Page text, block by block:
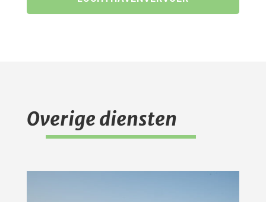
Overige diensten